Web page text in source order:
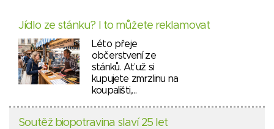
Jídlo ze stánku? I to můžete reklamovat
Léto přeje
občerstvení ze
stánků. Ať už si
kupujete zmrzlinu na
koupališti,…
Soutěž biopotravina slaví 25 let